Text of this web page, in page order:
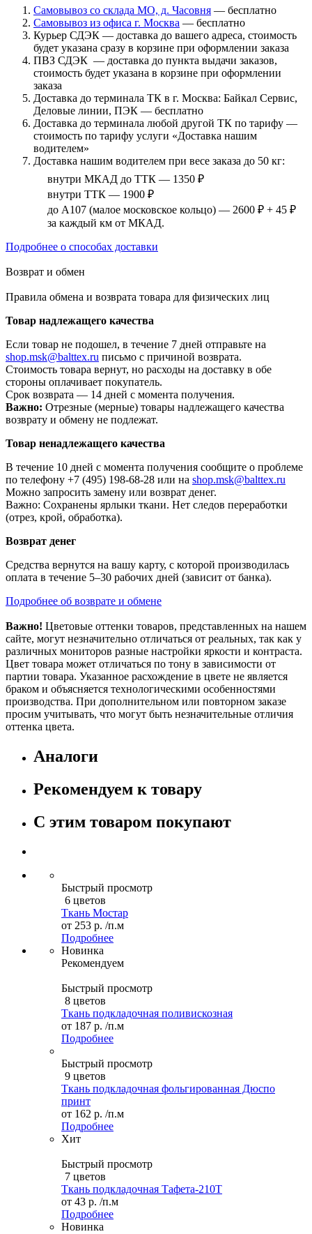
Самовывоз со склада МО, д. Часовня — бесплатно
Самовывоз из офиса г. Москва — бесплатно
Курьер СДЭК — доставка до вашего адреса, стоимость
будет указана сразу в корзине при оформлении заказа
ПВЗ СДЭК — доставка до пункта выдачи заказов,
стоимость будет указана в корзине при оформлении
заказа
Доставка до терминала ТК в г. Москва: Байкал Сервис,
Деловые линии, ПЭК — бесплатно
Доставка до терминала любой другой ТК по тарифу —
стоимость по тарифу услуги «Доставка нашим
водителем»
Доставка нашим водителем при весе заказа до 50 кг:
внутри МКАД до ТТК — 1350 ₽
внутри ТТК — 1900 ₽
до А107 (малое московское кольцо) — 2600 ₽ + 45 ₽
за каждый км от МКАД.
Подробнее о способах доставки
Возврат и обмен
Правила обмена и возврата товара для физических лиц
Товар надлежащего качества
Если товар не подошел, в течение 7 дней отправьте на
shop.msk@balttex.ru письмо с причиной возврата.
Стоимость товара вернут, но расходы на доставку в обе
стороны оплачивает покупатель.
Срок возврата — 14 дней с момента получения.
Важно: Отрезные (мерные) товары надлежащего качества
возврату и обмену не подлежат.
Товар ненадлежащего качества
В течение 10 дней с момента получения сообщите о проблеме
по телефону +7 (495) 198-68-28 или на shop.msk@balttex.ru
Можно запросить замену или возврат денег.
Важно: Сохранены ярлыки ткани. Нет следов переработки
(отрез, крой, обработка).
Возврат денег
Средства вернутся на вашу карту, с которой производилась
оплата в течение 5–30 рабочих дней (зависит от банка).
Подробнее об возврате и обмене
Важно! Цветовые оттенки товаров, представленных на нашем
сайте, могут незначительно отличаться от реальных, так как у
различных мониторов разные настройки яркости и контраста.
Цвет товара может отличаться по тону в зависимости от
партии товара. Указанное расхождение в цвете не является
браком и объясняется технологическими особенностями
производства. При дополнительном или повторном заказе
просим учитывать, что могут быть незначительные отличия
оттенка цвета.
Аналоги
Рекомендуем к товару
С этим товаром покупают
Быстрый просмотр
6 цветов
Ткань Мостар
от 253 р. /п.м
Подробнее
Новинка
Рекомендуем
Быстрый просмотр
8 цветов
Ткань подкладочная поливискозная
от 187 р. /п.м
Подробнее
Быстрый просмотр
9 цветов
Ткань подкладочная фольгированная Дюспо
принт
от 162 р. /п.м
Подробнее
Хит
Быстрый просмотр
7 цветов
Ткань подкладочная Тафета-210T
от 43 р. /п.м
Подробнее
Новинка